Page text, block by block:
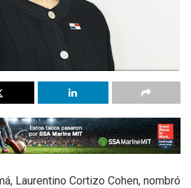
Laurentino Cortizo Cohen, nombró